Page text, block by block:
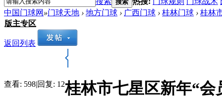
搜索
中国门球网 »门球天地 › 地方门球 › 广西门球 › 桂林门球 › 桂林
版主专区
返回列表
查看: 598|回复: 12桂林市七星区新年“会